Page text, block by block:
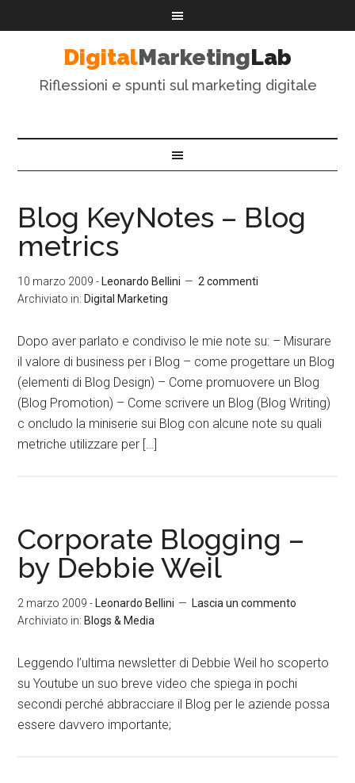
DigitalMarketingLab
Riflessioni e spunti sul marketing digitale
Blog KeyNotes – Blog
metrics
10 marzo 2009 - Leonardo Bellini
2 commenti
Archiviato in: Digital Marketing
Dopo aver parlato e condiviso le mie note su: – Misurare
il valore di business per i Blog – come progettare un Blog
(elementi di Blog Design) – Come promuovere un Blog
(Blog Promotion) – Come scrivere un Blog (Blog Writing)
c oncludo la miniserie sui Blog con alcune note su quali
metriche utilizzare per […]
Corporate Blogging –
by Debbie Weil
2 marzo 2009 - Leonardo Bellini
Lascia un commento
Archiviato in: Blogs & Media
Leggendo l’ultima newsletter di Debbie Weil ho scoperto
su Youtube un suo breve video che spiega in pochi
secondi perché abbracciare il Blog per le aziende possa
essere davvero importante;